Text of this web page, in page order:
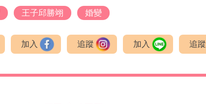
王子邱勝翊 婚變
加入 追蹤 加入 追蹤